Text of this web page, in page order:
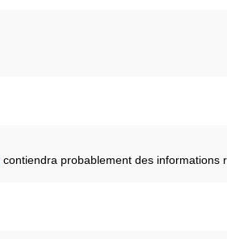
contiendra probablement des informations